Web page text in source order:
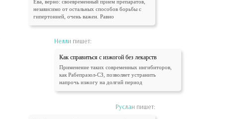
Ева, верно: своевременный прием препаратов,
независимо от остальных способов борьбы с
гипертонией, очень важен. Равно
Нелли пишет:
Как справиться с изжогой без лекарств
Применение таких современных ингибиторов,
как Рабепразол-СЗ, позволяет устранить
напрочь изжогу на долгий период
Руслан пишет: